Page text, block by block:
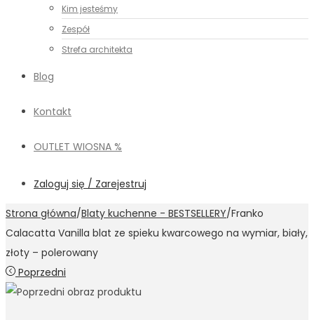
Kim jesteśmy
Zespół
Strefa architekta
Blog
Kontakt
OUTLET WIOSNA %
Zaloguj się / Zarejestruj
Strona główna/Blaty kuchenne - BESTSELLERY/Franko
Calacatta Vanilla blat ze spieku kwarcowego na wymiar, biały,
złoty – polerowany
Poprzedni